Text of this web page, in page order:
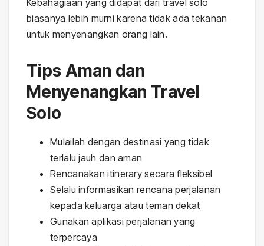
biasanya lebih murni karena tidak ada tekanan
untuk menyenangkan orang lain.
Tips Aman dan
Menyenangkan Travel
Solo
Mulailah dengan destinasi yang tidak
terlalu jauh dan aman
Rencanakan itinerary secara fleksibel
Selalu informasikan rencana perjalanan
kepada keluarga atau teman dekat
Gunakan aplikasi perjalanan yang
terpercaya